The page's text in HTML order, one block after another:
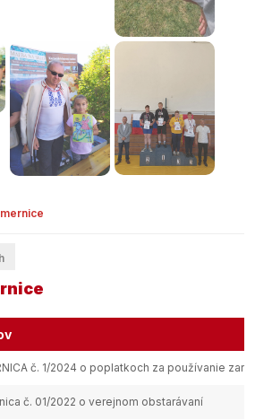
č. 1/2024 o poplatkoch za používanie
č. 01/2022 o verejnom obstarávaní